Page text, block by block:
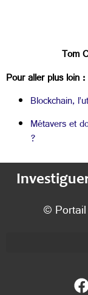
Tom
Pour aller plus loin :
Blockchain,
Métavers et
?
©